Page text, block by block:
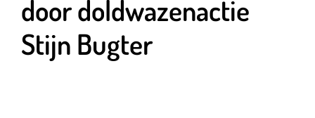
door doldwazenactie
Stijn Bugter